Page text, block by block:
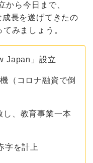
から今日まで、
長を遂げてきたの
みましょう。
Japan」設立
（コロナ融資で倒
、教育事業一本
字を計上